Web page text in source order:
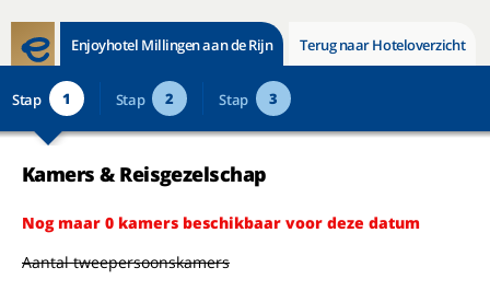
Enjoyhotel Millingen aan de Rijn Terug naar Hoteloverzicht
Stap 1 Stap 2 Stap 3
Kamers & Reisgezelschap
Nog maar 0 kamers beschikbaar voor deze datum
Aantal tweepersoonskamers